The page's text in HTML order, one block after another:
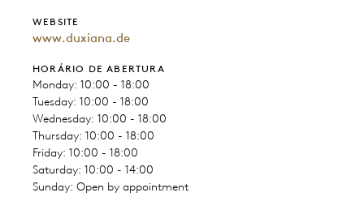
WEBSITE
www.duxiana.de
HORÁRIO DE ABERTURA
Monday: 10:00 - 18:00
Tuesday: 10:00 - 18:00
Wednesday: 10:00 - 18:00
Thursday: 10:00 - 18:00
Friday: 10:00 - 18:00
Saturday: 10:00 - 14:00
Sunday: Open by appointment